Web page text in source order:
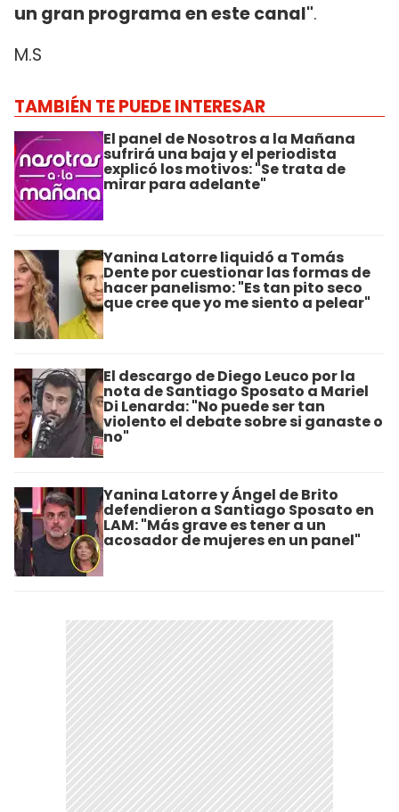
un gran programa en este canal".
M.S
TAMBIÉN TE PUEDE INTERESAR
El panel de Nosotros a la Mañana
sufrirá una baja y el periodista
explicó los motivos: "Se trata de
mirar para adelante"
Yanina Latorre liquidó a Tomás
Dente por cuestionar las formas de
hacer panelismo: "Es tan pito seco
que cree que yo me siento a pelear"
El descargo de Diego Leuco por la
nota de Santiago Sposato a Mariel
Di Lenarda: "No puede ser tan
violento el debate sobre si ganaste o
no"
Yanina Latorre y Ángel de Brito
defendieron a Santiago Sposato en
LAM: "Más grave es tener a un
acosador de mujeres en un panel"